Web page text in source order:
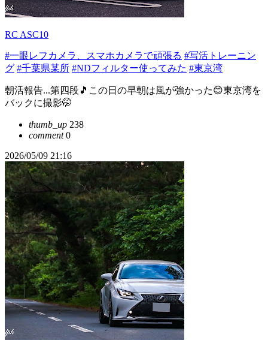
RC ASC10
#一眼レフカメラ、スマホカメラで頑張る #写活トレーニン
グ #千葉県某所 #NDフィルター使ってみた #東京湾
朝活報告...第四段🎵この日の早朝は風が強かった😊東京湾を
バックに撮影🤭
thumb_up 238
comment0
2026/05/09 21:16